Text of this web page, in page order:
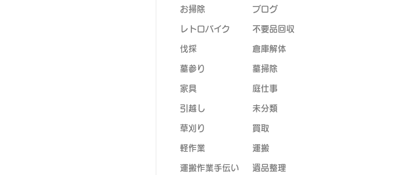
お掃除 ブログ
レトロバイク 不要品回収
伐採 倉庫解体
墓参り 墓掃除
家具 庭仕事
引越し 未分類
草刈り 買取
軽作業 運搬
運搬作業手伝い 遺品整理